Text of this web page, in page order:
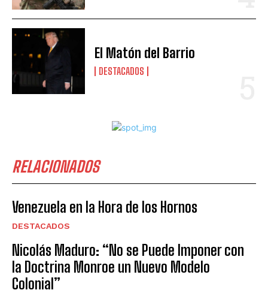
El Matón del Barrio
DESTACADOS
RELACIONADOS
Venezuela en la Hora de los Hornos
DESTACADOS
Nicolás Maduro: “No se Puede Imponer con
la Doctrina Monroe un Nuevo Modelo
Colonial”